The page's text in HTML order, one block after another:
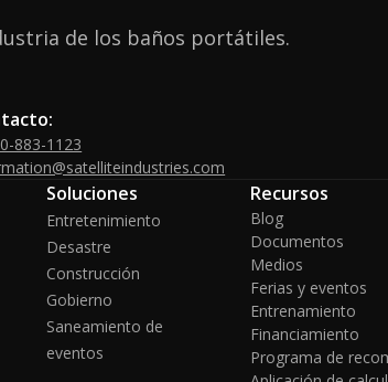
de los baños portátiles.
883-1123
Soluciones
Entretenimiento
Desastre
Construcción
Gobierno
Saneamiento de
eventos
Recursos
Blog
Documentos
Medios
Ferias y eventos
Entrenamiento
Financiamiento
Programa de